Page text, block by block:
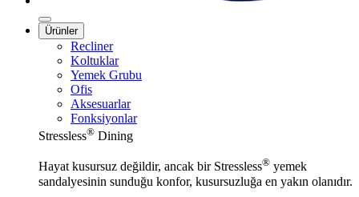
Ürünler
Recliner
Koltuklar
Yemek Grubu
Ofis
Aksesuarlar
Fonksiyonlar
Stressless® Dining
Hayat kusursuz değildir, ancak bir Stressless® yemek
sandalyesinin sunduğu konfor, kusursuzluğa en yakın olanıdır.